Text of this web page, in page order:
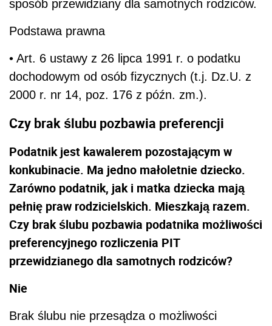
sposób przewidziany dla samotnych rodziców.
Podstawa prawna
• Art. 6 ustawy z 26 lipca 1991 r. o podatku
dochodowym od osób fizycznych (t.j. Dz.U. z
2000 r. nr 14, poz. 176 z późn. zm.).
Czy brak ślubu pozbawia preferencji
Podatnik jest kawalerem pozostającym w
konkubinacie. Ma jedno małoletnie dziecko.
Zarówno podatnik, jak i matka dziecka mają
pełnię praw rodzicielskich. Mieszkają razem.
Czy brak ślubu pozbawia podatnika możliwości
preferencyjnego rozliczenia PIT
przewidzianego dla samotnych rodziców?
Nie
Brak ślubu nie przesądza o możliwości